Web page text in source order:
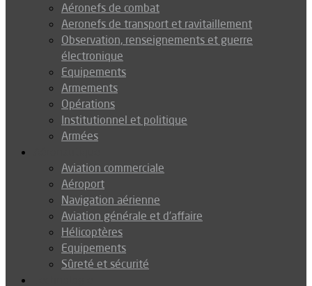
Aéronefs de combat
Aeronefs de transport et ravitaillement
Observation, renseignements et guerre
électronique
Equipements
Armements
Opérations
Institutionnel et politique
Armées
Aviation commerciale
Aéroport
Navigation aérienne
Aviation générale et d’affaire
Hélicoptères
Equipements
Sûreté et sécurité